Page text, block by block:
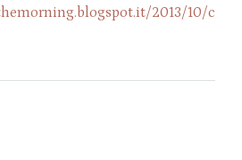
2013/10/c